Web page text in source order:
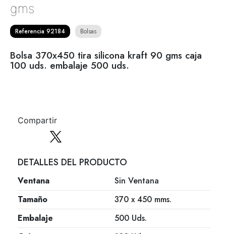
gms
Referencia 92184 Bolsas
Bolsa 370x450 tira silicona kraft 90 gms caja
100 uds. embalaje 500 uds.
Compartir
DETALLES DEL PRODUCTO
Ventana
Sin Ventana
Tamaño
370 x 450 mms.
Embalaje
500 Uds.